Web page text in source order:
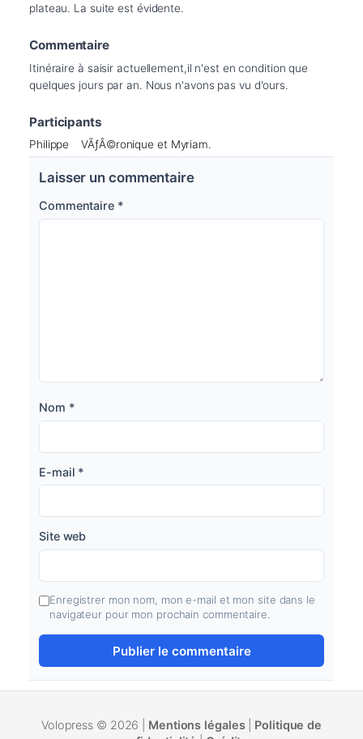
plateau. La suite est évidente.
Commentaire
Itinéraire à saisir actuellement,il n'est en condition que
quelques jours par an. Nous n'avons pas vu d'ours.
Participants
Philippe VÃƒÂ©ronique et Myriam.
Laisser un commentaire
Commentaire *
Nom *
E-mail *
Site web
Enregistrer mon nom, mon e-mail et mon site dans le
navigateur pour mon prochain commentaire.
Volopress © 2026 | Mentions légales| Politique de